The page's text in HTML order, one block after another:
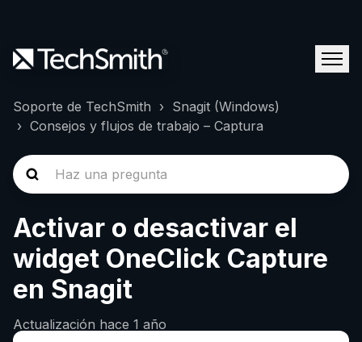
Soporte de TechSmith
Snagit (Windows)
Consejos y flujos de trabajo – Captura
Activar o desactivar el
widget OneClick Capture
en Snagit
Actualización hace 1 año